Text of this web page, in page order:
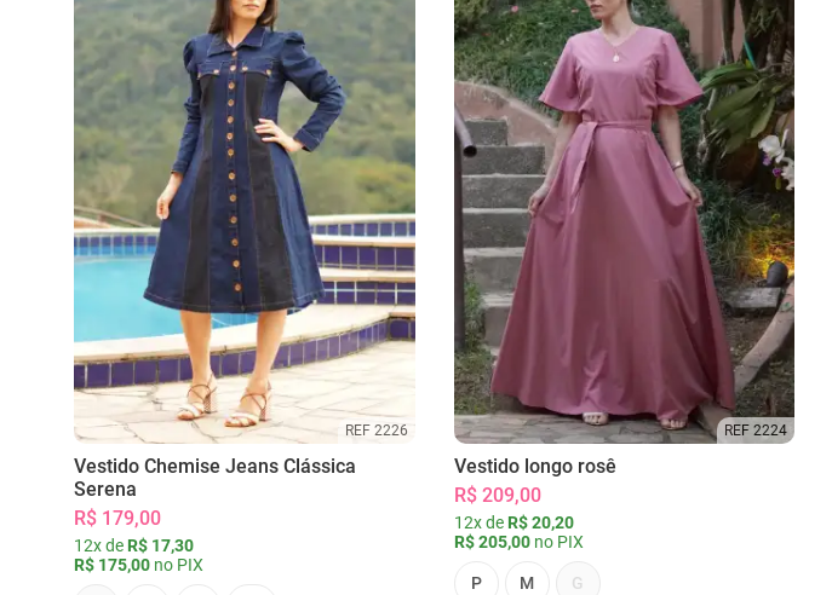
REF 2226
Vestido Chemise Jeans Clássica
Serena
R$ 179,00
12x de R$ 17,30
R$ 175,00 no PIX
REF 2224
Vestido longo rosê
R$ 209,00
12x de R$ 20,20
R$ 205,00no PIX
P M G